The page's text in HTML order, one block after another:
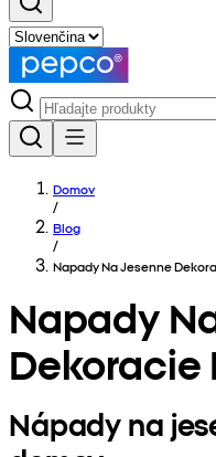
Domov
/
Blog
/
Napady Na Jesenne
Napady
Dekoracie
Nápady na